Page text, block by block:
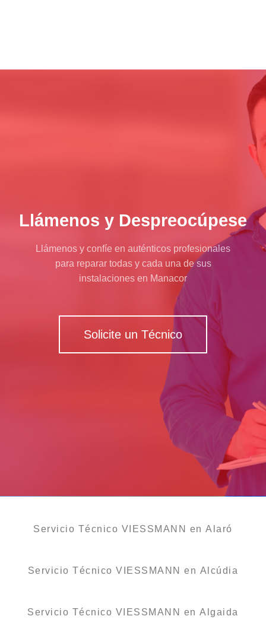
Llámenos y Despreocúpese
Llámenos y confíe en auténticos profesionales
para reparar todas y cada una de sus
instalaciones en Manacor
Solicite un Técnico
Servicio Técnico VIESSMANN en Alaró
Servicio Técnico VIESSMANN en Alcúdia
Servicio Técnico VIESSMANN en Algaida